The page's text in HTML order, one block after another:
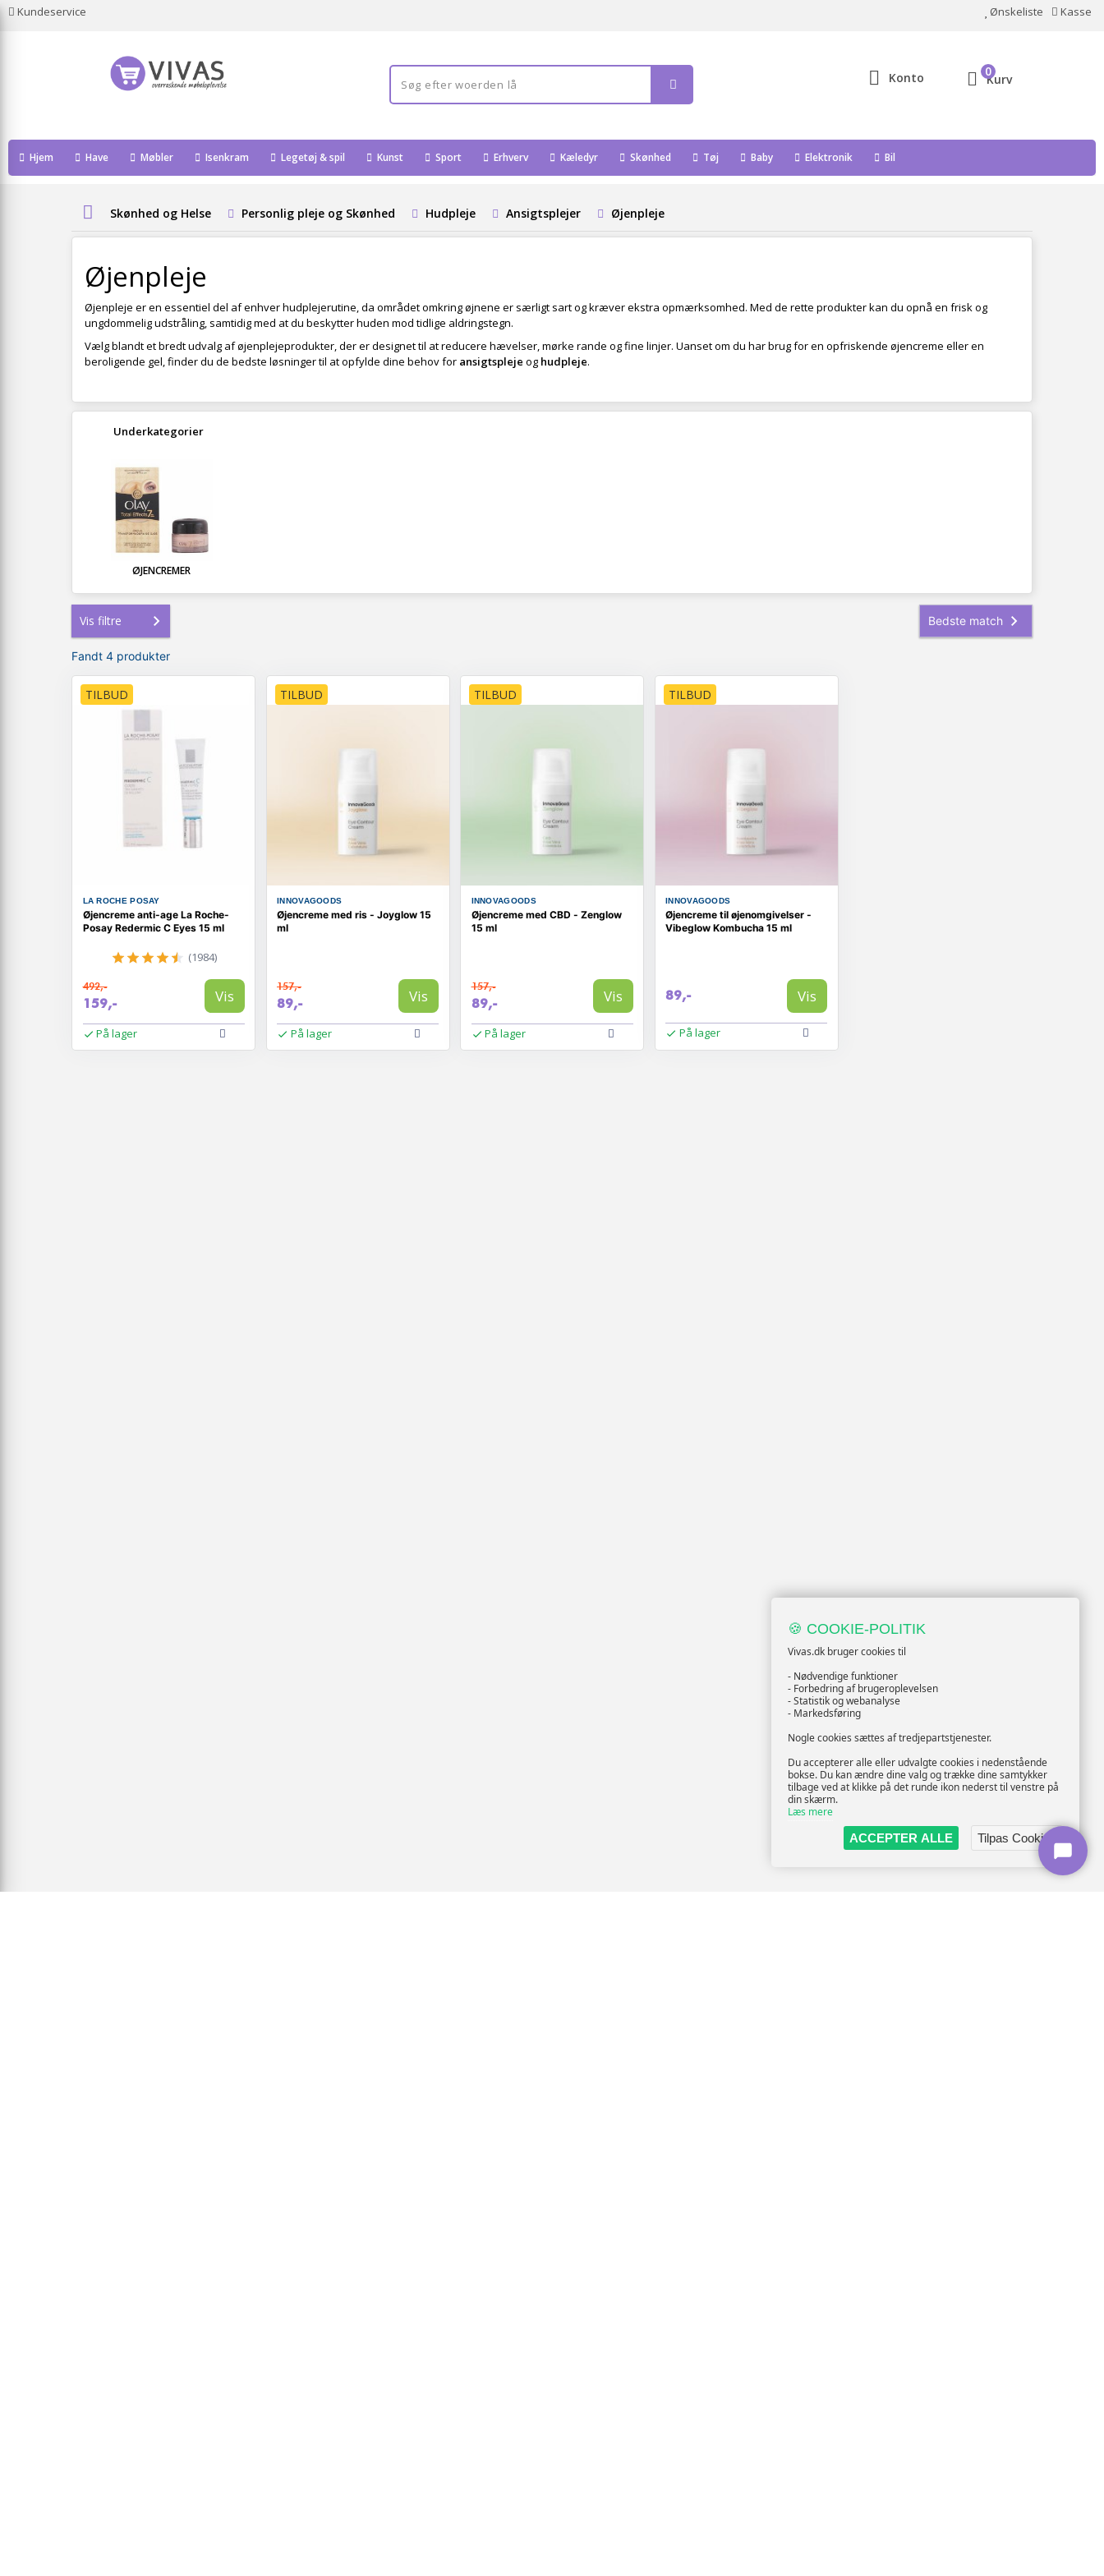
Kundeservice Ønskeliste Kasse
Konto Kurv
0
Hjem Have Møbler Isenkram Legetøj & spil Kunst Sport Erhverv Kæledyr Skønhed Tøj Baby Elektronik Bil
Skønhed og Helse Personlig pleje og Skønhed Hudpleje Ansigtsplejer Øjenpleje
Øjenpleje
Øjenpleje er en essentiel del af enhver hudplejerutine, da området omkring øjnene er særligt sart og kræver ekstra opmærksomhed. Med de rette produkter kan du opnå en frisk og
ungdommelig udstråling, samtidig med at du beskytter huden mod tidlige aldringstegn.
Vælg blandt et bredt udvalg af øjenplejeprodukter, der er designet til at reducere hævelser, mørke rande og fine linjer. Uanset om du har brug for en opfriskende øjencreme eller en
beroligende gel, finder du de bedste løsninger til at opfylde dine behov for ansigtspleje og hudpleje.
Underkategorier
ØJENCREMER
Vis filtre
Fandt 4 produkter
TILBUD
LA ROCHE POSAY
Øjencreme anti-age La Roche-
Posay Redermic C Eyes 15 ml
(1984)
492,-
159,- Vis
På lager
TILBUD
INNOVAGOODS
Øjencreme med ris - Joyglow 15
ml
157,-
89,- Vis
På lager
TILBUD
INNOVAGOODS
Øjencreme med CBD - Zenglow
15 ml
157,-
89,- Vis
På lager
TILBUD
INNOVAGOODS
Øjencreme til øjenomgivelser -
Vibeglow Kombucha 15 ml
89,- Vis
På lager
🍪 COOKIE-POLITIK
Vivas.dk bruger cookies til
- Nødvendige funktioner
- Forbedring af brugeroplevelsen
- Statistik og webanalyse
- Markedsføring
Nogle cookies sættes af tredjepartstjenester.
Du accepterer alle eller udvalgte cookies i nedenstående
bokse. Du kan ændre dine valg og trække dine samtykker
tilbage ved at klikke på det runde ikon nederst til venstre på
din skærm.
Læs mere
ACCEPTER ALLE
Tilpas Cookies